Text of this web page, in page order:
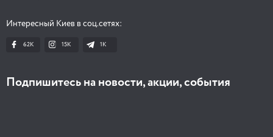
Интересный Киев в соц.сетях:
62K 15K 1К
Подпишитесь на новости, акции, события